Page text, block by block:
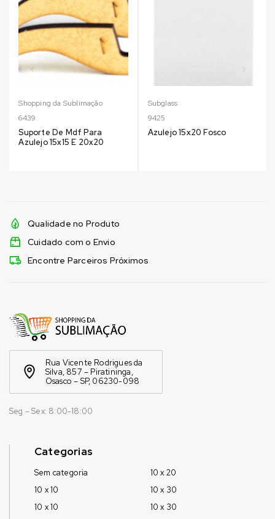
Shopping da Sublimação
6439
Suporte De Mdf Para
Azulejo 15x15 E 20x20
Subglass
9425
Azulejo 15x20 Fosco
Qualidade no Produto
Cuidado com o Envio
Encontre Parceiros Próximos
Rua Vicente Rodrigues da
Silva, 857 – Piratininga,
Osasco – SP, 06230-098
Seg – Sex: 8:00-18:00
Categorias
Sem categoria
10 x 10
10 x 10
10 x 20
10 x 30
10 x 30